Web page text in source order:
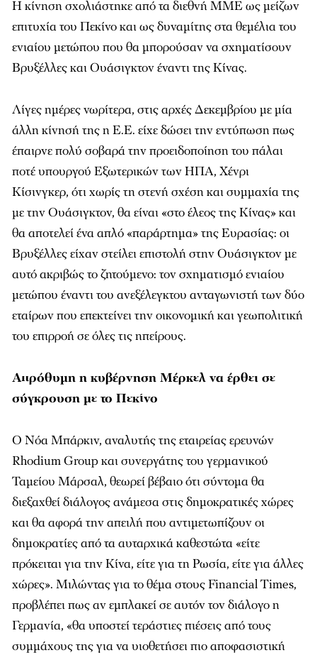
Η κίνηση σχολιάστηκε από τα διεθνή ΜΜΕ ως μείζων
επιτυχία του Πεκίνο και ως δυναμίτης στα θεμέλια του
ενιαίου μετώπου που θα μπορούσαν να σχηματίσουν
Βρυξέλλες και Ουάσιγκτον έναντι της Κίνας.
Λίγες ημέρες νωρίτερα, στις αρχές Δεκεμβρίου με μία
άλλη κίνησή της η Ε.Ε. είχε δώσει την εντύπωση πως
έπαιρνε πολύ σοβαρά την προειδοποίηση του πάλαι
ποτέ υπουργού Εξωτερικών των ΗΠΑ, Χένρι
Κίσινγκερ, ότι χωρίς τη στενή σχέση και συμμαχία της
με την Ουάσιγκτον, θα είναι «στο έλεος της Κίνας» και
θα αποτελεί ένα απλό «παράρτημα» της Ευρασίας: οι
Βρυξέλλες είχαν στείλει επιστολή στην Ουάσιγκτον με
αυτό ακριβώς το ζητούμενο: τον σχηματισμό ενιαίου
μετώπου έναντι του ανεξέλεγκτου ανταγωνιστή των δύο
εταίρων που επεκτείνει την οικονομική και γεωπολιτική
του επιρροή σε όλες τις ηπείρους.
Απρόθυμη η κυβέρνηση Μέρκελ να έρθει σε
σύγκρουση με το Πεκίνο
Ο Νόα Μπάρκιν, αναλυτής της εταιρείας ερευνών
Rhodium Group και συνεργάτης του γερμανικού
Ταμείου Μάρσαλ, θεωρεί βέβαιο ότι σύντομα θα
διεξαχθεί διάλογος ανάμεσα στις δημοκρατικές χώρες
και θα αφορά την απειλή που αντιμετωπίζουν οι
δημοκρατίες από τα αυταρχικά καθεστώτα «είτε
πρόκειται για την Κίνα, είτε για τη Ρωσία, είτε για άλλες
χώρες». Μιλώντας για το θέμα στους Financial Times,
προβλέπει πως αν εμπλακεί σε αυτόν τον διάλογο η
Γερμανία, «θα υποστεί τεράστιες πιέσεις από τους
συμμάχους της για να υιοθετήσει πιο αποφασιστική